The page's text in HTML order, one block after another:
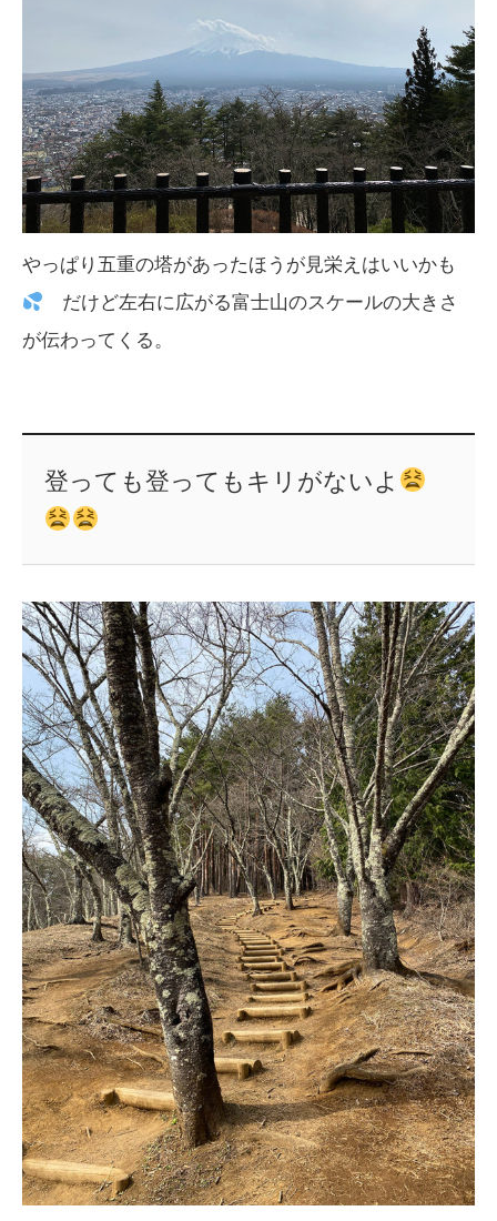
やっぱり五重の塔があったほうが見栄えはいいかも
だけど左右に広がる富士山のスケールの大きさ
が伝わってくる。
登っても登ってもキリがないよ